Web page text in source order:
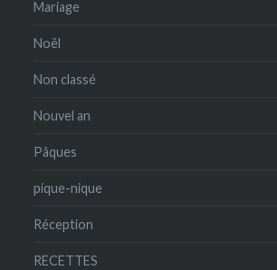
Mariage
Noël
Non classé
Nouvel an
Pâques
pique-nique
Réception
RECETTES